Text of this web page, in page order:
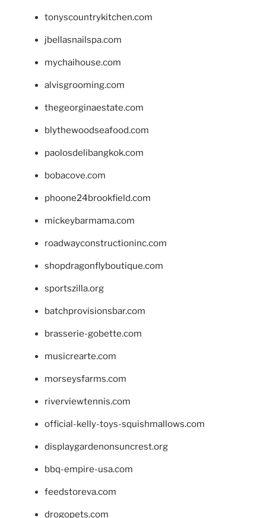
tonyscountrykitchen.com
jbellasnailspa.com
mychaihouse.com
alvisgrooming.com
thegeorginaestate.com
blythewoodseafood.com
paolosdelibangkok.com
bobacove.com
phoone24brookfield.com
mickeybarmama.com
roadwayconstructioninc.com
shopdragonflyboutique.com
sportszilla.org
batchprovisionsbar.com
brasserie-gobette.com
musicrearte.com
morseysfarms.com
riverviewtennis.com
official-kelly-toys-squishmallows.com
displaygardenonsuncrest.org
bbq-empire-usa.com
feedstoreva.com
drogopets.com